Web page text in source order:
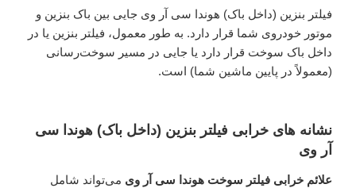
فیلتر بنزین (داخل باک) هوندا سی آر وی جایی بین باک بنزین و
موتور خودروی شما قرار دارد. به طور معمول، فیلتر بنزین یا در
داخل باک سوخت قرار دارد یا جایی در مسیر سوخت‌رسانی
(معمولاً در پایین ماشین شما) است.
نشانه های خرابی فیلتر بنزین (داخل باک) هوندا سی
آر وی
علائم خرابی فیلتر سوخت هوندا سی آر وی می‌تواند شامل